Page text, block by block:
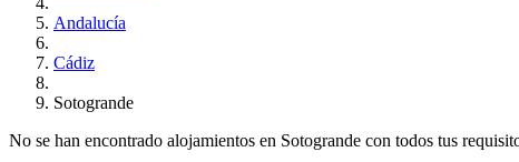
Andalucía
Cádiz
Sotogrande
No se han encontrado alojamientos en Sotogrande con todos tus